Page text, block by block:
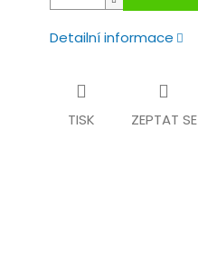
Detailní informace
TISK ZEPTAT SE